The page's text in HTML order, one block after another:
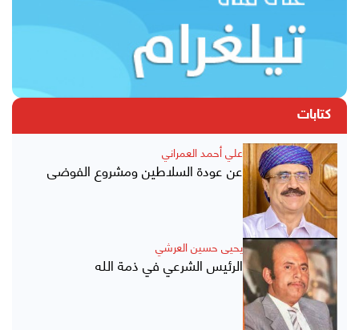
كتابات
علي أحمد العمراني
عن عودة السلاطين ومشروع الفوضى
يحيى حسين العرشي
الرئيس الشرعي في ذمة الله